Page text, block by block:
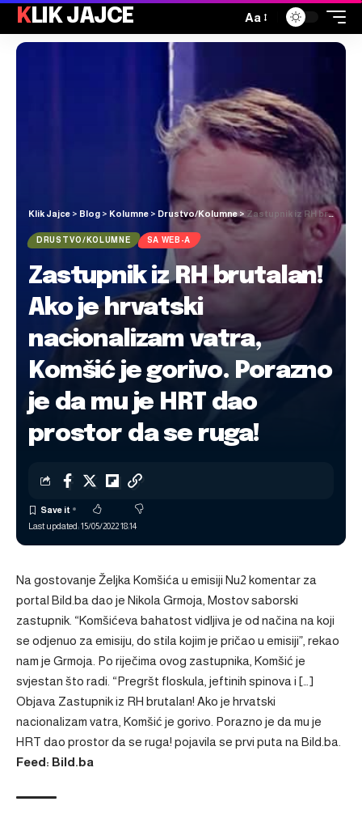
KLIK JAJCE Aa
Klik Jajce > Blog > Kolumne > Drustvo/Kolumne > Zastupnik iz RH brutalan! Ako je hrvatski nacionalizam vatra, Komšić je gorivo. Porazno je da mu je HRT dao prostor da se ruga!
DRUSTVO/KOLUMNE SA WEB-A
Zastupnik iz RH brutalan!
Ako je hrvatski
nacionalizam vatra,
Komšić je gorivo. Porazno
je da mu je HRT dao
prostor da se ruga!
Last updated: 15/05/2022 18:14
Na gostovanje Željka Komšića u emisiji Nu2 komentar za
portal Bild.ba dao je Nikola Grmoja, Mostov saborski
zastupnik. “Komšićeva bahatost vidljiva je od načina na koji
se odjenuo za emisiju, do stila kojim je pričao u emisiji”, rekao
nam je Grmoja. Po riječima ovog zastupnika, Komšić je
svjestan što radi. “Pregršt floskula, jeftinih spinova i […]
Objava Zastupnik iz RH brutalan! Ako je hrvatski
nacionalizam vatra, Komšić je gorivo. Porazno je da mu je
HRT dao prostor da se ruga! pojavila se prvi puta na Bild.ba
Feed: Bild.ba